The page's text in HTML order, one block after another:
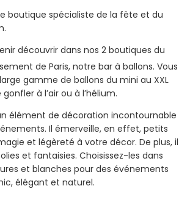
boutique spécialiste de la fête et du
découvrir dans nos 2 boutiques du
de Paris, notre bar à ballons. Vous
gamme de ballons du mini au XXL
à l’air ou à l’hélium.
élément de décoration incontournable
Il émerveille, en effet, petits
et légèreté à votre décor. De plus, il
et fantaisies. Choisissez-les dans
et blanches pour des événements
élégant et naturel.